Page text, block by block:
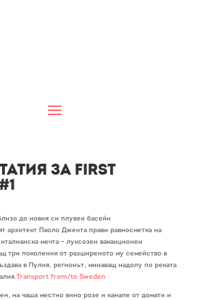
за First
до новия си плувен басейн
архитект Паоло Джента прави равносметка на
мечта – луксозен ваканционен
три поколения от разширеното му семейство в
в Пулия, регионът, минаващ надолу по реката
Transport from/to Sweden
на чаша местно вино розе и канапе от домати и